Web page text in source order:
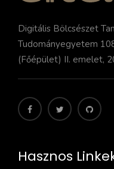
Digitális Bölcsészet
Tudományegyetem
(Főépület) II. emelet,
Hasznos